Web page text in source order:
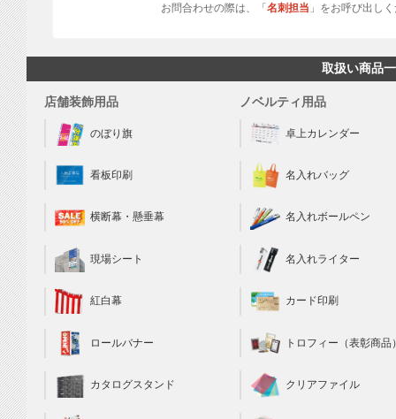
お問合わせの際は、「名刺担当 」をお呼び出し
取扱い商品
店舗装飾用品
のぼり旗
看板印刷
横断幕・懸垂幕
現場シート
紅白幕
ロールバナー
カタログスタンド
ノベルティ用品
卓上カレンダー
名入れバッグ
名入れボールペン
名入れライター
カード印刷
トロフィー（表彰商品
クリアファイル